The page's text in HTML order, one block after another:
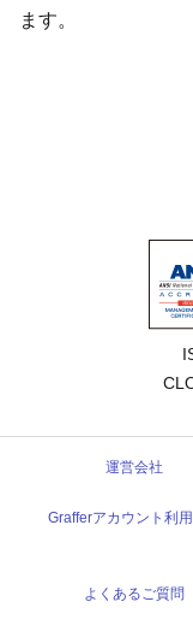
ます。
運営会社
Grafferアカウント利
よくあるご質問